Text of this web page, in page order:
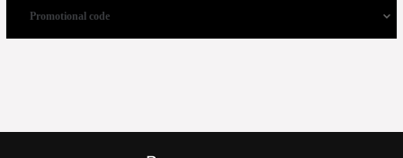
Promotional code